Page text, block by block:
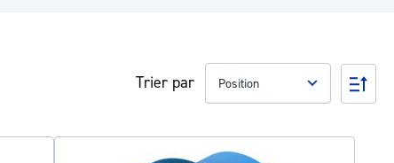
Trier par
Par